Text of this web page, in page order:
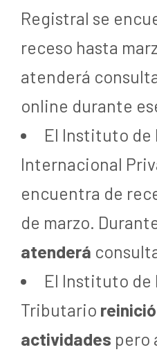
Registral se
receso hasta
atenderá
online durante
El Instituto de
Internacional
encuentra de
de marzo.
atenderá
El Instituto de
Tributario
actividades pero